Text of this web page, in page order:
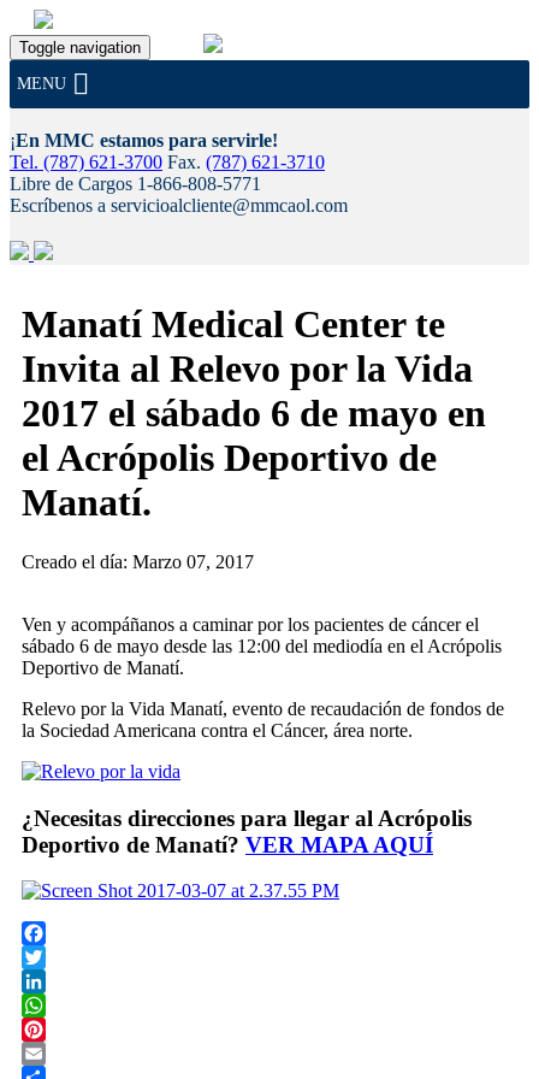
Toggle navigation
MENU
¡En MMC estamos para servirle!
Tel. (787) 621-3700 Fax. (787) 621-3710
Libre de Cargos 1-866-808-5771
Escríbenos a servicioalcliente@mmcaol.com
content
Manatí Medical Center te
Invita al Relevo por la Vida
2017 el sábado 6 de mayo en
el Acrópolis Deportivo de
Manatí.
Creado el día: Marzo 07, 2017
Ven y acompáñanos a caminar por los pacientes de cáncer el
sábado 6 de mayo desde las 12:00 del mediodía en el Acrópolis
Deportivo de Manatí.
Relevo por la Vida Manatí, evento de recaudación de fondos de
la Sociedad Americana contra el Cáncer, área norte.
¿Necesitas direcciones para llegar al Acrópolis
Deportivo de Manatí? VER MAPA AQUÍ
Facebook
Twitter
LinkedIn
WhatsApp
Pinterest